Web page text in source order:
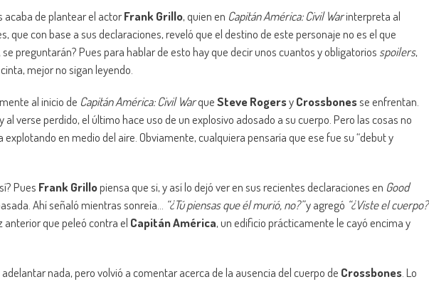
acaba de plantear el actorFrank Grillo, quien en Capitán América: Civil Warinterpreta al
que con base a sus declaraciones, reveló que el destino de este personaje no es el que
preguntarán? Pues para hablar de esto hay que decir unos cuantos y obligatorios spoilers,
mejor no sigan leyendo.
al inicio de Capitán América: Civil WarqueSteve RogersyCrossbonesse enfrentan.
al verse perdido, el último hace uso de un explosivo adosado a su cuerpo. Pero las cosas no
en medio del aire. Obviamente, cualquiera pensaría que ese fue su “debut y
Pues Frank Grillopiensa que si, y así lo dejó ver en sus recientes declaraciones en Good
Ahí señaló mientras sonreía… “¿Tú piensas que él murió, no?”y agregó “¿Viste el cuerpo?
anterior que peleó contra el Capitán América, un edificio prácticamente le cayó encima y
nada, pero volvió a comentar acerca de la ausencia del cuerpo de Crossbones. Lo